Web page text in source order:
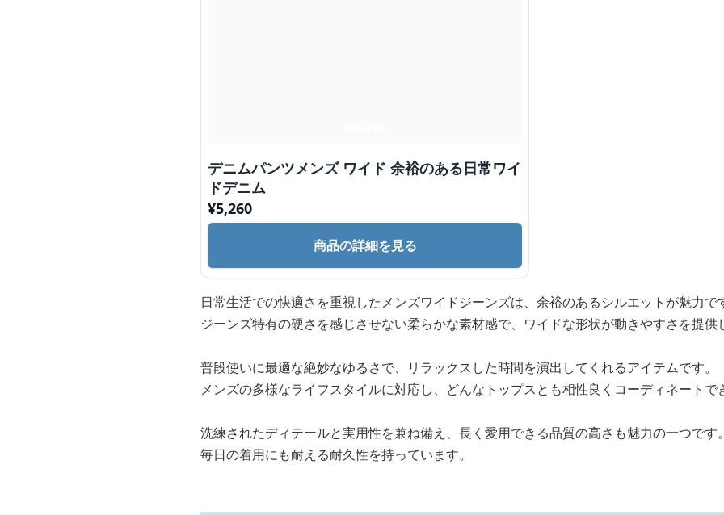
デニムパンツメンズ ワイド 余裕のある日常ワイ
ドデニム
¥5,260
商品の詳細を見る
日常生活での快適さを重視したメンズワイドジーンズは、余裕のあるシルエットが魅力で
ジーンズ特有の硬さを感じさせない柔らかな素材感で、ワイドな形状が動きやすさを提供
普段使いに最適な絶妙なゆるさで、リラックスした時間を演出してくれるアイテムです。
メンズの多様なライフスタイルに対応し、どんなトップスとも相性良くコーディネートで
洗練されたディテールと実用性を兼ね備え、長く愛用できる品質の高さも魅力の一つです。
毎日の着用にも耐える耐久性を持っています。